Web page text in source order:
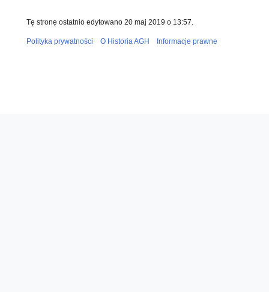
Tę stronę ostatnio edytowano 20 maj 2019 o 13:57.
Polityka prywatności O Historia AGH Informacje prawne